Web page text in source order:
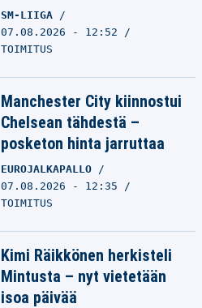
SM-LIIGA
07.08.2026 - 12:52
TOIMITUS
Manchester City kiinnostui
Chelsean tähdestä –
posketon hinta jarruttaa
EUROJALKAPALLO
07.08.2026 - 12:35
TOIMITUS
Kimi Räikkönen herkisteli
Mintusta – nyt vietetään
isoa päivää